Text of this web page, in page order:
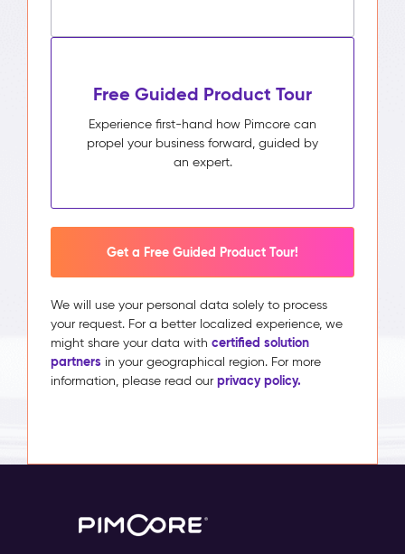
Free Guided Product Tour
Experience first-hand how Pimcore can
propel your business forward, guided by
an expert.
Get a Free Guided Product Tour!
We will use your personal data solely to process
your request. For a better localized experience, we
might share your data with certified solution
partners in your geographical region. For more
information, please read our privacy policy.